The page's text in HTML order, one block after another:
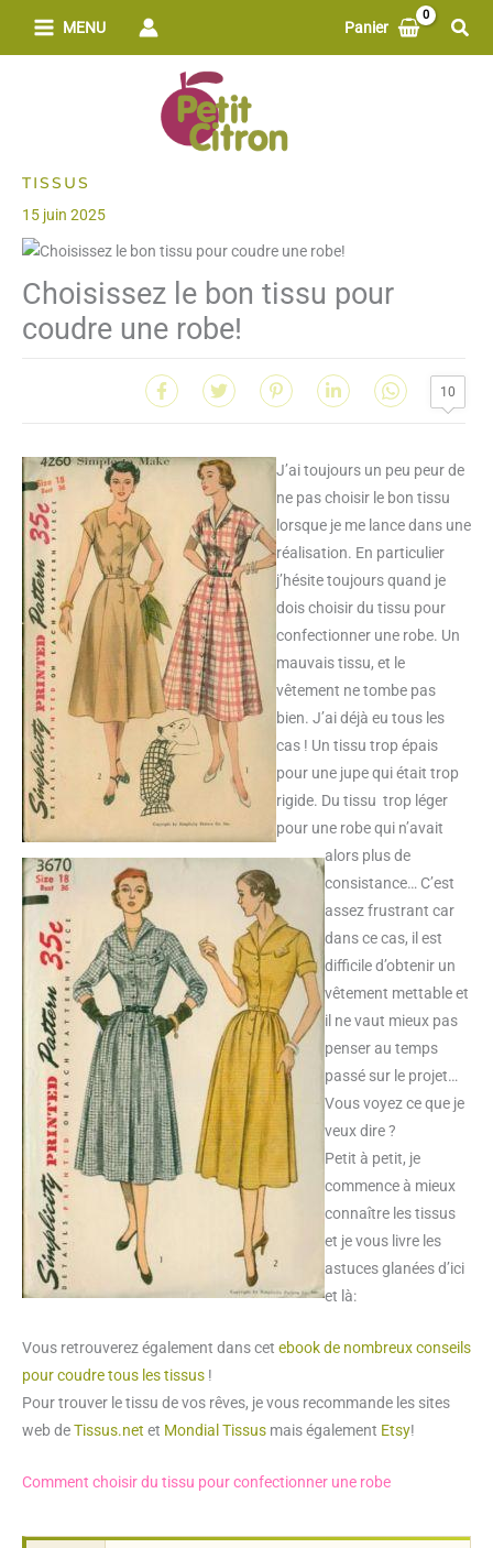
MENU Panier
TISSUS
15 juin 2025
Choisissez le bon tissu pour
coudre une robe!
10
J’ai toujours un peu peur de
ne pas choisir le bon tissu
lorsque je me lance dans une
réalisation. En particulier
j’hésite toujours quand je
dois choisir du tissu pour
confectionner une robe. Un
mauvais tissu, et le
vêtement ne tombe pas
bien. J’ai déjà eu tous les
cas ! Un tissu trop épais
pour une jupe qui était trop
rigide. Du tissu trop léger
pour une robe qui n’avait
alors plus de
consistance… C’est
assez frustrant car
dans ce cas, il est
difficile d’obtenir un
vêtement mettable et
il ne vaut mieux pas
penser au temps
passé sur le projet…
Vous voyez ce que je
veux dire ?
Petit à petit, je
commence à mieux
connaître les tissus
et je vous livre les
astuces glanées d’ici
et là:
Vous retrouverez également dans cet ebook de nombreux conseils
pour coudre tous les tissus !
Pour trouver le tissu de vos rêves, je vous recommande les sites
web deTissus.net et Mondial Tissus mais également Etsy!
Comment choisir du tissu pour confectionner une robe